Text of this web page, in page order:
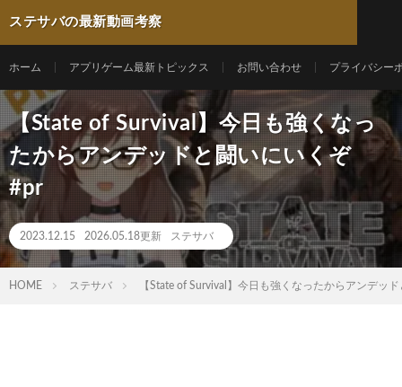
ステサバの最新動画考察
ホーム アプリゲーム最新トピックス お問い合わせ プライバシー
【State of Survival】今日も強くなっ
たからアンデッドと闘いにいくぞ
#pr
2023.12.15 2026.05.18更新 ステサバ
HOME ステサバ 【State of Survival】今日も強くなったからアンデッ